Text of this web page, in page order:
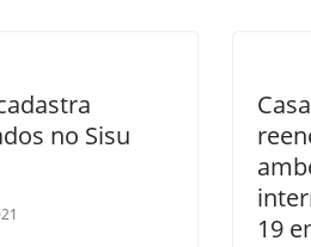
no Sisu
19